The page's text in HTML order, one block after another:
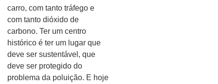
carro, com tanto tráfego e
com tanto dióxido de
carbono. Ter um centro
histórico é ter um lugar que
deve ser sustentável, que
deve ser protegido do
problema da poluição. E hoje